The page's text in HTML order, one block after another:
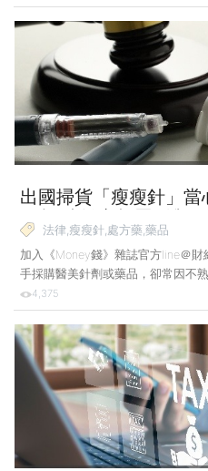
理賠碰壁的風險。 近年標榜「一
針）席捲全球，但隨之而來的副作
訴訟，台灣食藥署亦接獲多起不良
心，萬一因施打後的副作用得住院
這部分的費用？ 保險是否理賠，關
認定。 針對這類新興醫療行為，具
出國掃貨「瘦瘦針」
限制 遠離高額罰鍰與刑
法律,瘦瘦針,處方藥,藥品
加入《Money錢》雜誌官方line＠
手採購醫美針劑或藥品，卻常因不
入境。若未如實申報或私自轉售，
重罪，代價極高。 案例說明：受
劃在連續假期前往日本旅行，一位
小華幫忙代購一批當地藥妝店買得
門瘋傳的「瘦瘦針」猛健樂（
分交通費，並協助相關手續，小華
過小華抵達日本之後，同團朋友提
4,375